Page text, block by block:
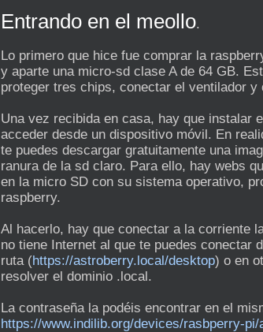
Entrando en el meollo.
Lo primero que hice fue comprar la
y aparte una micro-sd clase A de 64 GB.
proteger tres chips, conectar el ventilador y
Una vez recibida en casa, hay que instalar
acceder desde un dispositivo móvil. En
te puedes descargar gratuitamente una
ranura de la sd claro. Para ello, hay webs
en la micro SD con su sistema operativo,
raspberry.
Al hacerlo, hay que conectar a la corriente
no tiene Internet al que te puedes conectar
ruta (https://astroberry.local/desktop) o en
resolver el dominio .local.
La contraseña la podéis encontrar en el
https://www.indilib.org/devices/rasbperry-